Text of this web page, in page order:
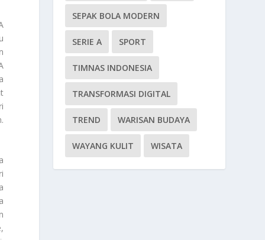
SEPAK BOLA MODERN
SERIE A SPORT
TIMNAS INDONESIA
TRANSFORMASI DIGITAL
TREND WARISAN BUDAYA
WAYANG KULIT WISATA